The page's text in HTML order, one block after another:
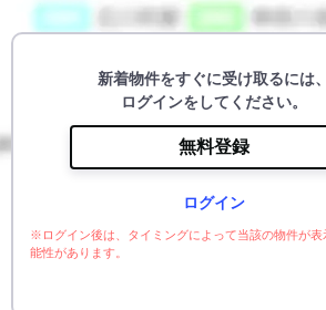
新着物件をすぐに受け取るには、
ログインをしてください。
無料登録
ログイン
※ログイン後は、タイミングによって当該の物件が表
能性があります。